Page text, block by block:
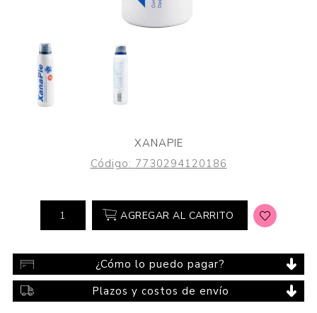
XANAPIE
Código: 7730294120186
AGREGAR AL CARRITO
¿Cómo lo puedo pagar?
Plazos y costos de envío